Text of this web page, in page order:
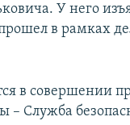
У него
в рамках
в совершении
– Служба